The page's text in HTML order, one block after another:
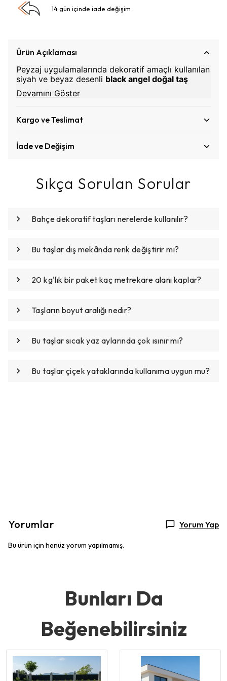
14 gün içinde iade değişim
Ürün Açıklaması
Peyzaj uygulamalarında dekoratif amaçlı kullanılan
siyah ve beyaz desenli black angel doğal taş
Devamını Göster
Kargo ve Teslimat
İade ve Değişim
Sıkça Sorulan Sorular
Bahçe dekoratif taşları nerelerde kullanılır?
Bu taşlar dış mekânda renk değiştirir mi?
20 kg'lık bir paket kaç metrekare alanı kaplar?
Taşların boyut aralığı nedir?
Bu taşlar sıcak yaz aylarında çok ısınır mı?
Bu taşlar çiçek yataklarında kullanıma uygun mu?
Yorumlar Yorum Yap
Bu ürün için henüz yorum yapılmamış.
Bunları Da
Beğenebilirsiniz